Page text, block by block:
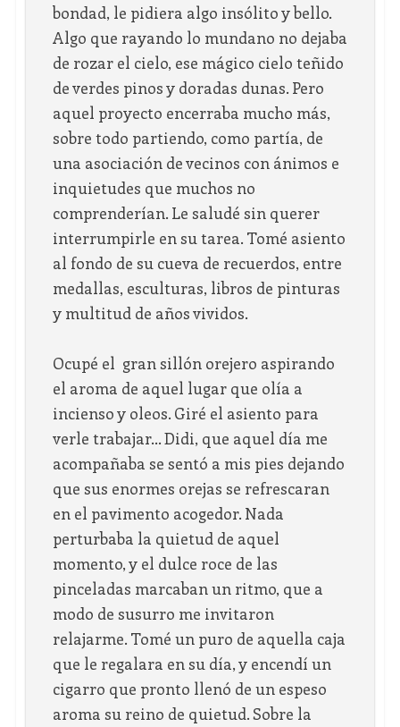
bondad, le pidiera algo insólito y bello.
Algo que rayando lo mundano no dejaba
de rozar el cielo, ese mágico cielo teñido
de verdes pinos y doradas dunas. Pero
aquel proyecto encerraba mucho más,
sobre todo partiendo, como partía, de
una asociación de vecinos con ánimos e
inquietudes que muchos no
comprenderían. Le saludé sin querer
interrumpirle en su tarea. Tomé asiento
al fondo de su cueva de recuerdos, entre
medallas, esculturas, libros de pinturas
y multitud de años vividos.
Ocupé el gran sillón orejero aspirando
el aroma de aquel lugar que olía a
incienso y oleos. Giré el asiento para
verle trabajar… Didi, que aquel día me
acompañaba se sentó a mis pies dejando
que sus enormes orejas se refrescaran
en el pavimento acogedor. Nada
perturbaba la quietud de aquel
momento, y el dulce roce de las
pinceladas marcaban un ritmo, que a
modo de susurro me invitaron
relajarme. Tomé un puro de aquella caja
que le regalara en su día, y encendí un
cigarro que pronto llenó de un espeso
aroma su reino de quietud. Sobre la